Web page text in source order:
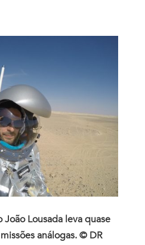
João Lousada leva quase
análogas. © DR